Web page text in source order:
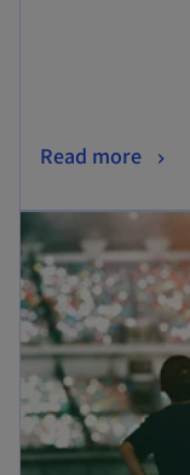
Read more
い
タ
ブ
で
開
く